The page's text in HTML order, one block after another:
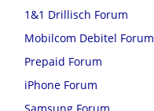
1&1 Drillisch Forum
Mobilcom Debitel Forum
Prepaid Forum
iPhone Forum